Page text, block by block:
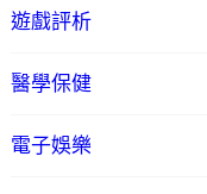
遊戲評析
醫學保健
電子娛樂